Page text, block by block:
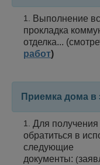
Выполнение
прокладка
отделка...
работ)
Приемка дома в
Для
обратиться в
следующие
документы: (